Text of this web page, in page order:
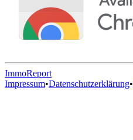
ImmoReport
Impressum•Datenschutzerklärung•